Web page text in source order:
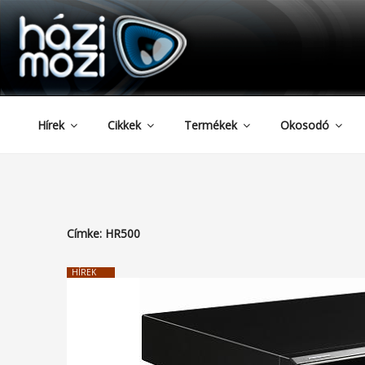
Tartalomhoz
HAZIMOZI
Hírek Cikkek Termékek Okosodó
Címke: HR500
HÍREK